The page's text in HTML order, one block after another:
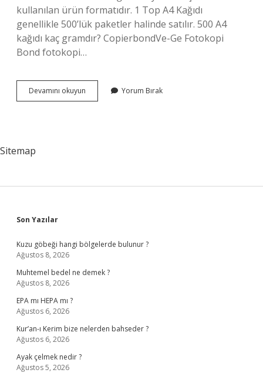
kullanılan ürün formatıdır. 1 Top A4 Kağıdı
genellikle 500’lük paketler halinde satılır. 500 A4
kağıdı kaç gramdır? CopierbondVe-Ge Fotokopi
Bond fotokopi…
Devamını okuyun
Adet
Yorum Bırak
Sitemap
Sidebar
Son Yazılar
Kuzu göbeği hangi bölgelerde bulunur ?
Ağustos 8, 2026
Muhtemel bedel ne demek ?
Ağustos 8, 2026
EPA mı HEPA mı ?
Ağustos 6, 2026
Kur’an-ı Kerim bize nelerden bahseder ?
Ağustos 6, 2026
Ayak çelmek nedir ?
Ağustos 5, 2026